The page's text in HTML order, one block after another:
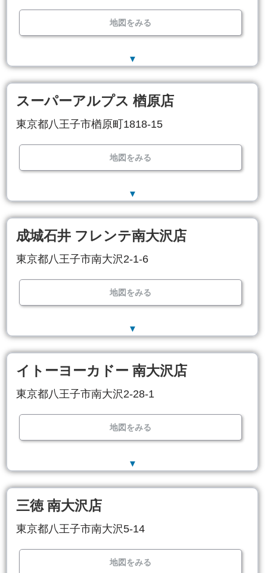
地図をみる
▼
スーパーアルプス 楢原店
東京都八王子市楢原町1818-15
地図をみる
▼
成城石井 フレンテ南大沢店
東京都八王子市南大沢2-1-6
地図をみる
▼
イトーヨーカドー 南大沢店
東京都八王子市南大沢2-28-1
地図をみる
▼
三徳 南大沢店
東京都八王子市南大沢5-14
地図をみる